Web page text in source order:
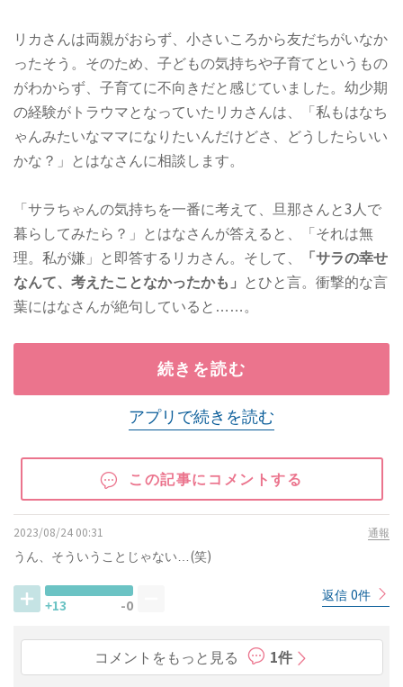
リカさんは両親がおらず、小さいころから友だちがいなか
ったそう。そのため、子どもの気持ちや子育てというもの
がわからず、子育てに不向きだと感じていました。幼少期
の経験がトラウマとなっていたリカさんは、「私もはなち
ゃんみたいなママになりたいんだけどさ、どうしたらいい
かな？」とはなさんに相談します。
「サラちゃんの気持ちを一番に考えて、旦那さんと3人で
暮らしてみたら？」とはなさんが答えると、「それは無
理。私が嫌」と即答するリカさん。そして、
「サラの幸せ
なんて、考えたことなかったかも」
とひと言。衝撃的な言
葉にはなさんが絶句していると……。
続きを読む
アプリで続きを読む
この記事にコメントする
2023/08/24 00:31 通報
うん、そういうことじゃない…(笑)
+13 -0
返信 0件
コメントをもっと見る 1件